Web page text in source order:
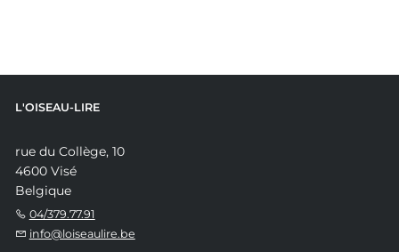
L'OISEAU-LIRE
rue du Collège, 10
4600 Visé
Belgique
04/379.77.91
info@loiseaulire.be